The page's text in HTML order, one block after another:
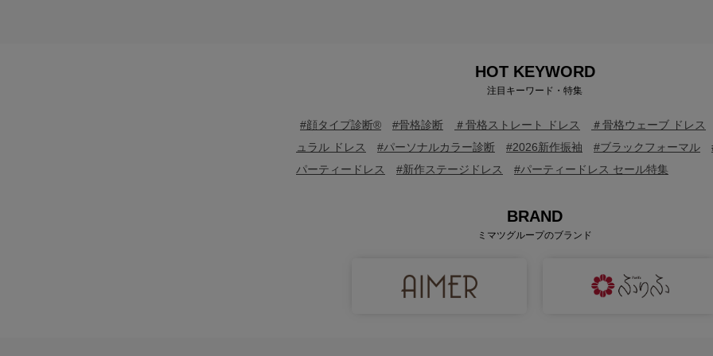
HOT KEYWORD
注目キーワード・特集
#顔タイプ診断® #骨格診断 ＃骨格ストレート ドレス ＃骨格ウェーブ ドレス
ュラル ドレス
#パーソナルカラー診断 #2026新作振袖 #ブラックフォーマル
パーティードレス
#新作ステージドレス #パーティードレス セール特集
BRAND
ミマツグループのブランド